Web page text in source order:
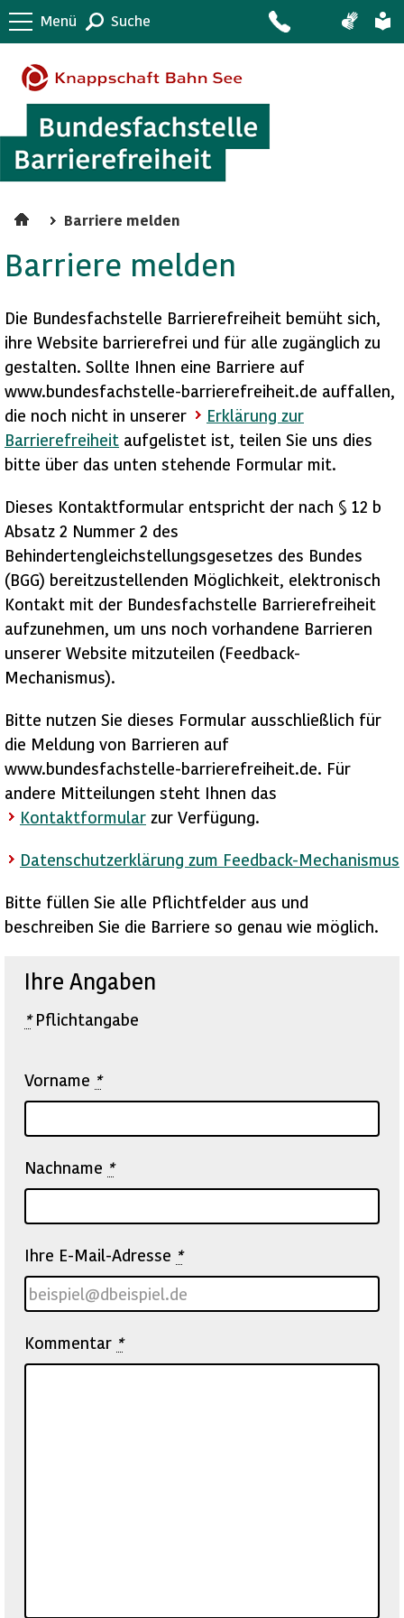
Menü Suche
Barriere melden
Barriere melden
Die Bundesfachstelle Barrierefreiheit bemüht sich,
ihre Website barrierefrei und für alle zugänglich zu
gestalten. Sollte Ihnen eine Barriere auf
www.bundesfachstelle-barrierefreiheit.de auffallen,
die noch nicht in unserer
Erklärung zur
Barrierefreiheit aufgelistet ist, teilen Sie uns dies
bitte über das unten stehende Formular mit.
Dieses Kontaktformular entspricht der nach § 12 b
Absatz 2 Nummer 2 des
Behindertengleichstellungsgesetzes des Bundes
(BGG) bereitzustellenden Möglichkeit, elektronisch
Kontakt mit der Bundesfachstelle Barrierefreiheit
aufzunehmen, um uns noch vorhandene Barrieren
unserer Website mitzuteilen (Feedback-
Mechanismus).
Bitte nutzen Sie dieses Formular ausschließlich für
die Meldung von Barrieren auf
www.bundesfachstelle-barrierefreiheit.de. Für
andere Mitteilungen steht Ihnen das
Kontaktformular zur Verfügung.
Datenschutzerklärung zum Feedback-Mechanismus
Bitte füllen Sie alle Pflichtfelder aus und
beschreiben Sie die Barriere so genau wie möglich.
Ihre Angaben
*Pflichtangabe
Vorname *
Nachname *
Ihre E-Mail-Adresse *
Kommentar *